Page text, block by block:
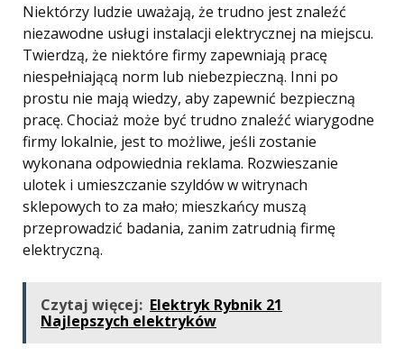
Niektórzy ludzie uważają, że trudno jest znaleźć
niezawodne usługi instalacji elektrycznej na miejscu.
Twierdzą, że niektóre firmy zapewniają pracę
niespełniającą norm lub niebezpieczną. Inni po
prostu nie mają wiedzy, aby zapewnić bezpieczną
pracę. Chociaż może być trudno znaleźć wiarygodne
firmy lokalnie, jest to możliwe, jeśli zostanie
wykonana odpowiednia reklama. Rozwieszanie
ulotek i umieszczanie szyldów w witrynach
sklepowych to za mało; mieszkańcy muszą
przeprowadzić badania, zanim zatrudnią firmę
elektryczną.
Czytaj więcej: Elektryk Rybnik 21
Najlepszych elektryków